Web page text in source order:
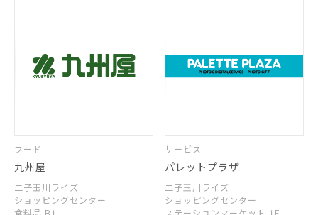
フード
九州屋
二子玉川ライズ
ショッピングセンター
食料品 B1
サービス
パレットプラザ
二子玉川ライズ
ショッピングセンター
ステーションマーケット 1F